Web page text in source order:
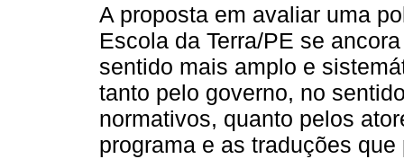
A proposta em avaliar uma
Escola da Terra/PE se
sentido mais amplo e
tanto pelo governo, no
normativos, quanto pelos
programa e as traduções